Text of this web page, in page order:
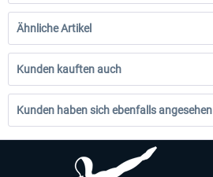
Ähnliche Artikel
Kunden kauften auch
Kunden haben sich ebenfalls angesehen